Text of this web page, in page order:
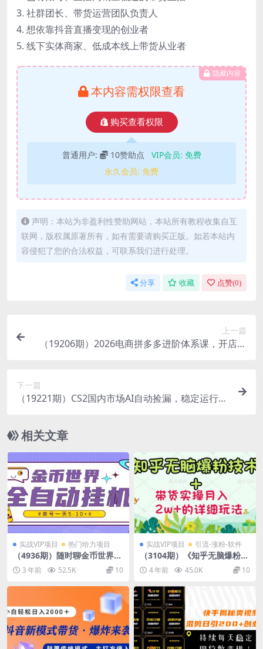
3. 社群团长、带货运营团队负责人
4. 想依靠抖音直播变现的创业者
5. 线下实体商家、低成本线上带货从业者
隐藏内容
本内容需权限查看
购买查看权限
普通用户: 10赞助点 VIP会员: 免费
永久会员: 免费
声明：本站为非盈利性赞助网站，本站所有教程收集自互
联网，版权属原著所有，如有需要请购买正版。如若本站内
容侵犯了您的合法权益，可联系我们进行处理。
分享 收藏 点赞(0)
上一篇
（19206期）2026电商拼多多进阶体系课，开店避
下一篇
（19221期）CS2国内市场AI自动捡漏，稳定运行多
相关文章
实战VIP项目 热门给力项目
（4936期）随时聊金币世界全
自动挂机脚本，号称单号一天
400-600【挂机脚本+教程】
3 年前 52.5K 10
实战VIP项目 引流-涨粉-软件
（3104期）《知乎无脑爆粉技
术》+图文带货月入2W+的玩
法送素材（无水印视频课）
4 年前 45.0K 10